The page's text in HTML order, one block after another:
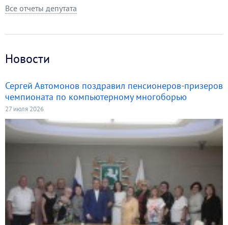
Все отчеты депутата
Новости
Сергей Автомонов поздравил пенсионеров-призеров
чемпионата по компьютерному многоборью
27 июля 2026